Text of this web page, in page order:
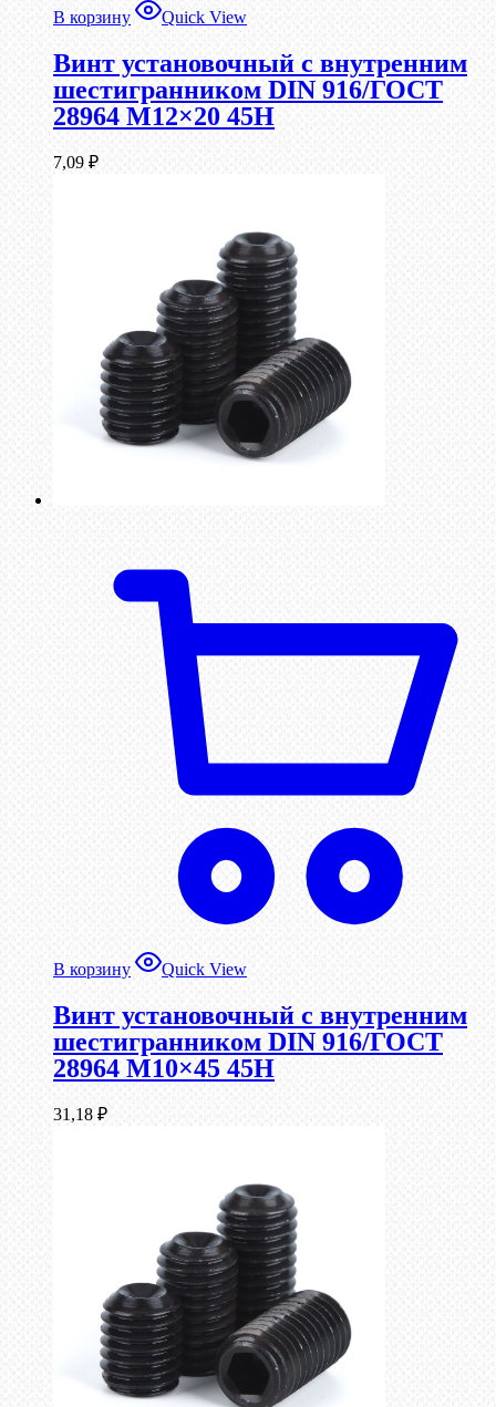
В корзину Quick View
Винт установочный с внутренним
шестигранником DIN 916/ГОСТ
28964 М12×20 45Н
7,09 ₽
В корзину Quick View
Винт установочный с внутренним
шестигранником DIN 916/ГОСТ
28964 М10×45 45Н
31,18 ₽